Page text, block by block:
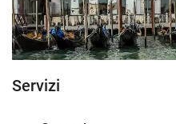
Servizi